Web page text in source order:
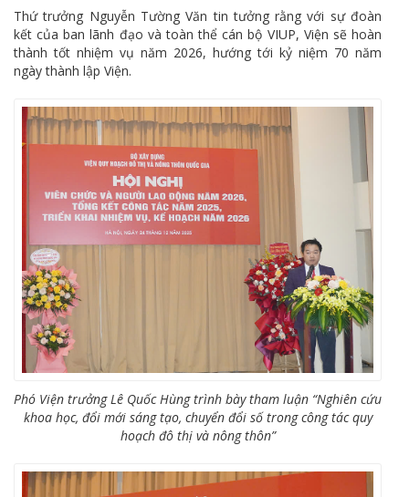
Thứ trưởng Nguyễn Tường Văn tin tưởng rằng với sự đoàn
kết của ban lãnh đạo và toàn thể cán bộ VIUP, Viện sẽ hoàn
thành tốt nhiệm vụ năm 2026, hướng tới kỷ niệm 70 năm
ngày thành lập Viện.
Phó Viện trưởng Lê Quốc Hùng trình bày tham luận “Nghiên cứu
khoa học, đổi mới sáng tạo, chuyển đổi số trong công tác quy
hoạch đô thị và nông thôn”